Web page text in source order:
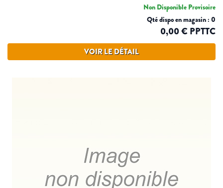
Non Disponible Provisoire
Qté dispo en magasin : 0
0,00 € PPTTC
VOIR LE DÉTAIL